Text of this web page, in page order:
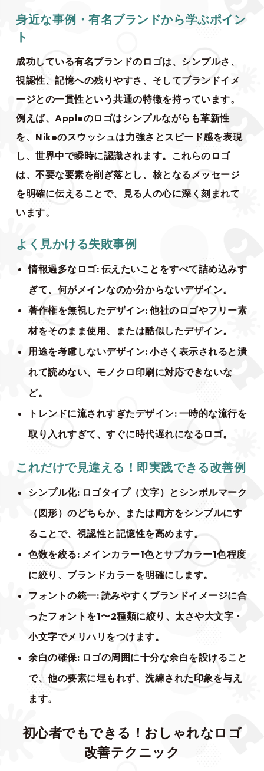
身近な事例・有名ブランドから学ぶポイン
ト
成功している有名ブランドのロゴは、シンプルさ、
視認性、記憶への残りやすさ、そしてブランドイメ
ージとの一貫性という共通の特徴を持っています。
例えば、Appleのロゴはシンプルながらも革新性
を、Nikeのスウッシュは力強さとスピード感を表現
し、世界中で瞬時に認識されます。これらのロゴ
は、不要な要素を削ぎ落とし、核となるメッセージ
を明確に伝えることで、見る人の心に深く刻まれて
います。
よく見かける失敗事例
情報過多なロゴ: 伝えたいことをすべて詰め込みす
ぎて、何がメインなのか分からないデザイン。
著作権を無視したデザイン: 他社のロゴやフリー素
材をそのまま使用、または酷似したデザイン。
用途を考慮しないデザイン: 小さく表示されると潰
れて読めない、モノクロ印刷に対応できないな
ど。
トレンドに流されすぎたデザイン: 一時的な流行を
取り入れすぎて、すぐに時代遅れになるロゴ。
これだけで見違える！即実践できる改善例
シンプル化: ロゴタイプ（文字）とシンボルマーク
（図形）のどちらか、または両方をシンプルにす
ることで、視認性と記憶性を高めます。
色数を絞る: メインカラー1色とサブカラー1色程度
に絞り、ブランドカラーを明確にします。
フォントの統一: 読みやすくブランドイメージに合
ったフォントを1〜2種類に絞り、太さや大文字・
小文字でメリハリをつけます。
余白の確保: ロゴの周囲に十分な余白を設けること
で、他の要素に埋もれず、洗練された印象を与え
ます。
初心者でもできる！おしゃれなロゴ
改善テクニック